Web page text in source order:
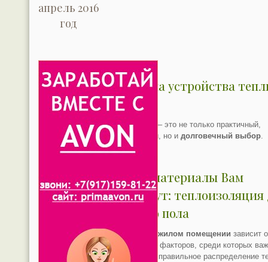
Правила устройства
полов
Теплый пол – это не только практичный,
комфортный, но идолговечный выбор.
Какие материалы Вам
подойдут: теплоизоляция
теплого пола
Комфорт в жилом помещении зависит
целого ряда факторов, среди которых
роль играет правильное распределение
апрель 2016
год